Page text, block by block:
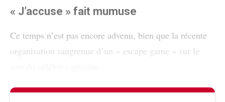
« J’accuse » fait mumuse
Ce temps n’est pas encore advenu, bien que la récente
organisation saugrenue d’un « escape game » sur le